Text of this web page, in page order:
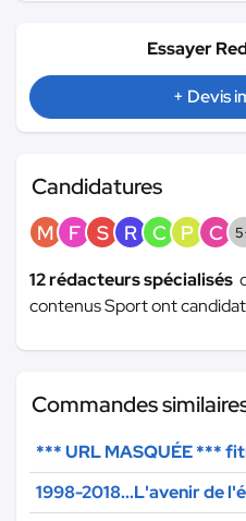
Essayer
+ Devis
Candidatures
M F S R C P C
12 rédacteurs spécialisés
contenus Sport ont
Commandes
*** URL MASQUÉE ***
1998-2018...L'avenir de